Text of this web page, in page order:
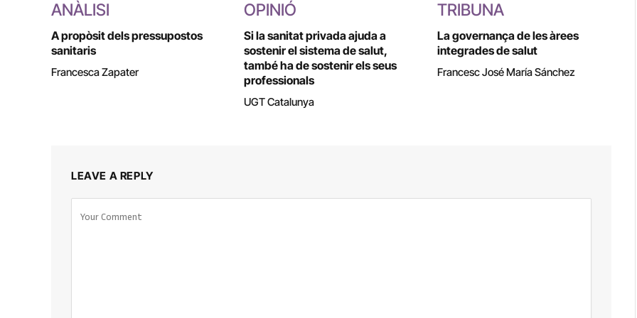
ANÀLISI
A propòsit dels pressupostos
sanitaris
Francesca Zapater
OPINIÓ
Si la sanitat privada ajuda a
sostenir el sistema de salut,
també ha de sostenir els seus
professionals
UGT Catalunya
TRIBUNA
La governança de les àrees
integrades de salut
Francesc José María Sánchez
LEAVE A REPLY